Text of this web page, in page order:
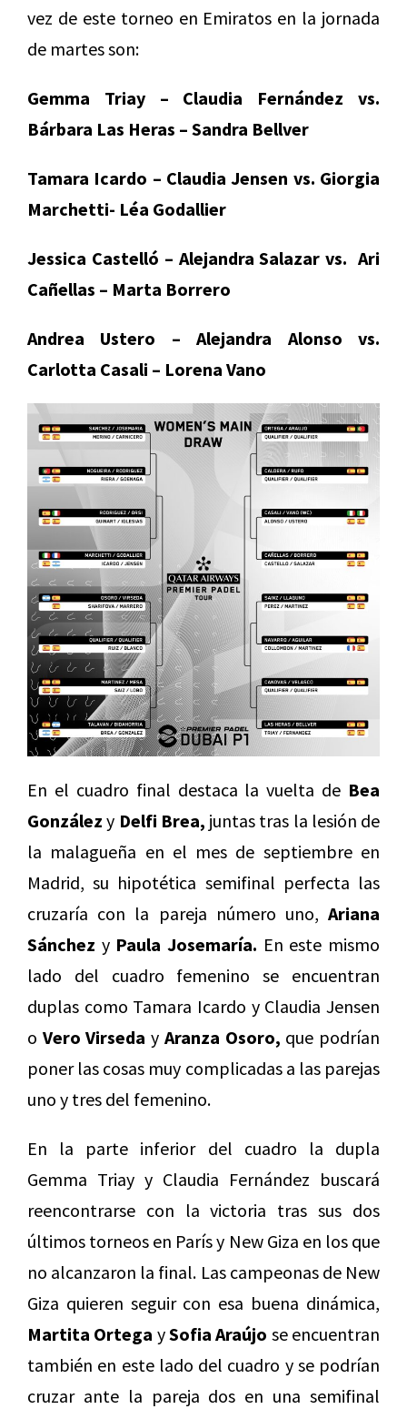
vez de este torneo en Emiratos en la jornada
de martes son:
Gemma Triay – Claudia Fernández vs.
Bárbara Las Heras – Sandra Bellver
Tamara Icardo – Claudia Jensen vs. Giorgia
Marchetti- Léa Godallier
Jessica Castelló – Alejandra Salazar vs. Ari
Cañellas – Marta Borrero
Andrea Ustero – Alejandra Alonso vs.
Carlotta Casali – Lorena Vano
En el cuadro final destaca la vuelta de Bea
González y Delfi Brea, juntas tras la lesión de
la malagueña en el mes de septiembre en
Madrid, su hipotética semifinal perfecta las
cruzaría con la pareja número uno, Ariana
Sánchez y Paula Josemaría. En este mismo
lado del cuadro femenino se encuentran
duplas como Tamara Icardo y Claudia Jensen
o Vero Virseda y Aranza Osoro, que podrían
poner las cosas muy complicadas a las parejas
uno y tres del femenino.
En la parte inferior del cuadro la dupla
Gemma Triay y Claudia Fernández buscará
reencontrarse con la victoria tras sus dos
últimos torneos en París y New Giza en los que
no alcanzaron la final. Las campeonas de New
Giza quieren seguir con esa buena dinámica,
Martita Ortega ySofia Araújo se encuentran
también en este lado del cuadro y se podrían
cruzar ante la pareja dos en una semifinal